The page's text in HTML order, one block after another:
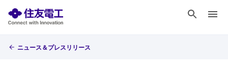
ニュース＆プレスリリース